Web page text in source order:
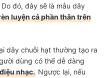
đó, đây sẽ là mẫu dây
luyện cả phần thân trên
dây chuỗi hạt thường tạo ra
dùng có thể dễ dàng
nhạc. Ngược lại, nếu